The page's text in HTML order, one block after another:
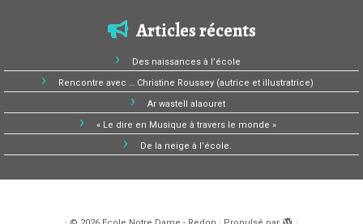
Articles récents
Des naissances à l’école
Rencontre avec … Christine Roussey (autrice et illustratrice)
Ar wastell alaouret
« Le dire en Musique à travers le monde »
De la neige à l’école.